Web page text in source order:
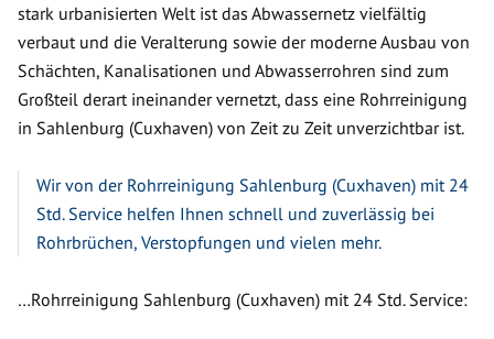
stark urbanisierten Welt ist das Abwassernetz vielfältig
verbaut und die Veralterung sowie der moderne Ausbau von
Schächten, Kanalisationen und Abwasserrohren sind zum
Großteil derart ineinander vernetzt, dass eine Rohrreinigung
in Sahlenburg (Cuxhaven) von Zeit zu Zeit unverzichtbar ist.
Wir von der Rohrreinigung Sahlenburg (Cuxhaven) mit 24
Std. Service helfen Ihnen schnell und zuverlässig bei
Rohrbrüchen, Verstopfungen und vielen mehr.
…Rohrreinigung Sahlenburg (Cuxhaven) mit 24 Std. Service: